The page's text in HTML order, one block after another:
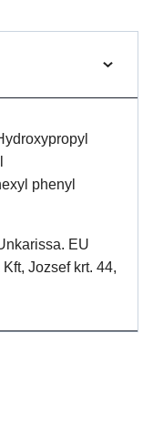
phenyl
EU
Jozsef krt. 44,